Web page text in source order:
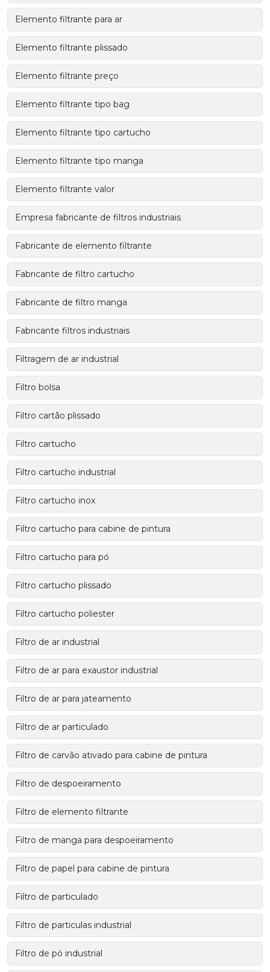
Elemento filtrante para ar
Elemento filtrante plissado
Elemento filtrante preço
Elemento filtrante tipo bag
Elemento filtrante tipo cartucho
Elemento filtrante tipo manga
Elemento filtrante valor
Empresa fabricante de filtros industriais
Fabricante de elemento filtrante
Fabricante de filtro cartucho
Fabricante de filtro manga
Fabricante filtros industriais
Filtragem de ar industrial
Filtro bolsa
Filtro cartão plissado
Filtro cartucho
Filtro cartucho industrial
Filtro cartucho inox
Filtro cartucho para cabine de pintura
Filtro cartucho para pó
Filtro cartucho plissado
Filtro cartucho poliester
Filtro de ar industrial
Filtro de ar para exaustor industrial
Filtro de ar para jateamento
Filtro de ar particulado
Filtro de carvão ativado para cabine de pintura
Filtro de despoeiramento
Filtro de elemento filtrante
Filtro de manga para despoeiramento
Filtro de papel para cabine de pintura
Filtro de particulado
Filtro de particulas industrial
Filtro de pó industrial